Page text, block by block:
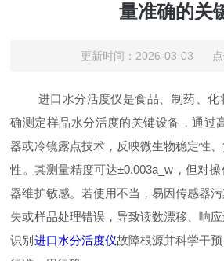
量准确的关
更新时间：2026-03-03 点
进口水分活度仪是食品、制药、化
确测定样品水分活度的关键设备，通过
器或冷镜露点技术，反映微生物稳定性
性。其测量精度可达±0.003a_w，但对
器维护敏感。若使用不当，易因传感器
失或样品处理错误，导致读数漂移、响
识别 进口水分活度仪故障根源并科学干